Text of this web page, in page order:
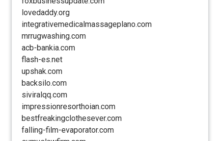
lovedaddy.org
integrativemedicalmassageplano.com
mrrugwashing.com
acb-bankia.com
flash-es.net
upshak.com
backsilo.com
siviralqq.com
impressionresorthoian.com
bestfreakingclothesever.com
falling-film-evaporator.com